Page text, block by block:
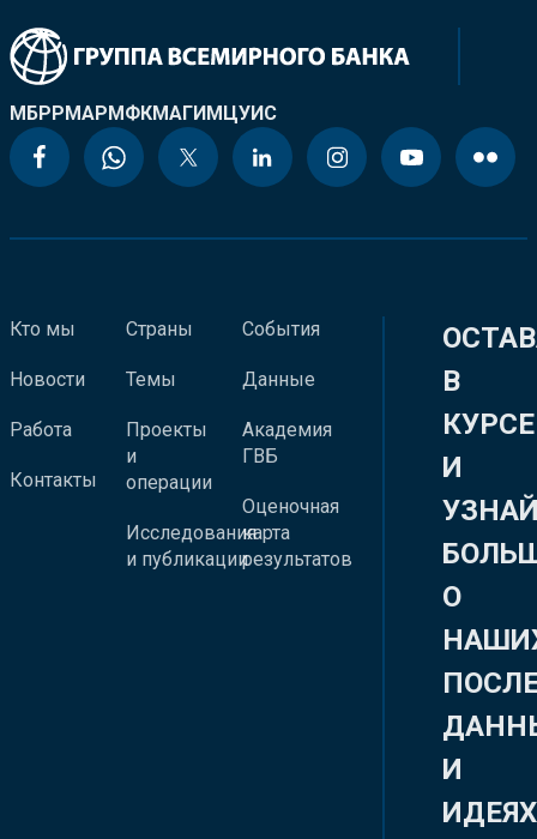
МБРРМАРМФКМАГИМЦУИС
Кто мы
Новости
Работа
Контакты
Страны
Темы
Проекты
и
операции
Исследования
и публикации
События
Данные
Академия
ГВБ
Оценочная
карта
результатов
В
КУРСЕ
И
О
И
ИДЕЯХ